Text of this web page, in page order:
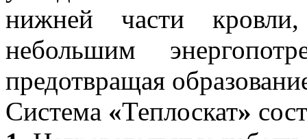
нижней части
небольшим
предотвращая
Система «Теплоскат»